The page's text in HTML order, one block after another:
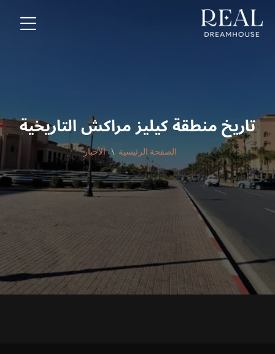
تاريخ منطقة كيليز مراكش التاريخية
الصفحة الرئيسية الأخبار